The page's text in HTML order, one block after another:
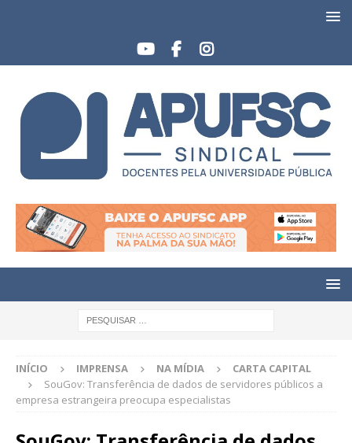
INÍCIO IMPRENSA NA MÍDIA
CARTA CAPITAL
SouGov: Transferência de dados de servidores públicos a
empresa estrangeira preocupa especialistas